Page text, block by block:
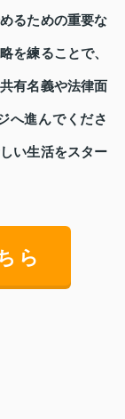
るための重要な
を練ることで、
有名義や法律面
へ進んでくださ
い生活をスター
ら